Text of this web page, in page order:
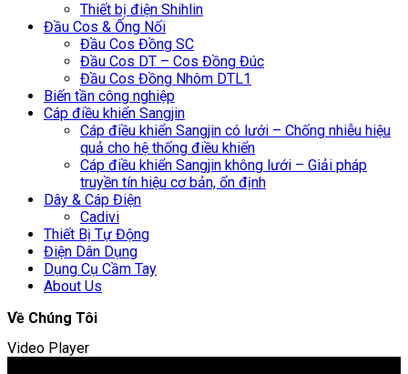
Thiết bị điện Shihlin
Đầu Cos & Ống Nối
Đầu Cos Đồng SC
Đầu Cos DT – Cos Đồng Đúc
Đầu Cos Đồng Nhôm DTL1
Biến tần công nghiệp
Cáp điều khiển Sangjin
Cáp điều khiển Sangjin có lưới – Chống nhiễu hiệu
quả cho hệ thống điều khiển
Cáp điều khiển Sangjin không lưới – Giải pháp
truyền tín hiệu cơ bản, ổn định
Dây & Cáp Điện
Cadivi
Thiết Bị Tự Động
Điện Dân Dụng
Dụng Cụ Cầm Tay
About Us
Về Chúng Tôi
Video Player